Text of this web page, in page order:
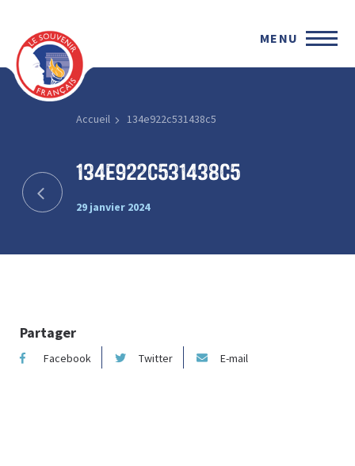
MENU
Accueil 134e922c531438c5
134e922c531438c5
29 janvier 2024
Partager
Facebook Twitter E-mail